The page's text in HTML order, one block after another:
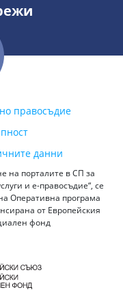
правосъдие
данни
на порталите в СП за
и е-правосъдие“, се
Оперативна програма
от Европейския
фонд